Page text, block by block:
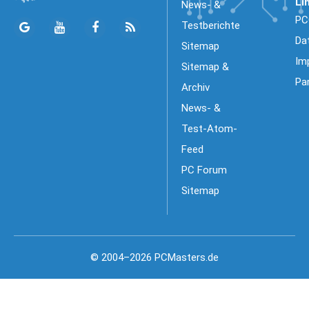
News- &
Testberichte
Sitemap
Sitemap &
Archiv
News- &
Test-Atom-
Feed
PC Forum
Sitemap
© 2004–2026 PCMasters.de